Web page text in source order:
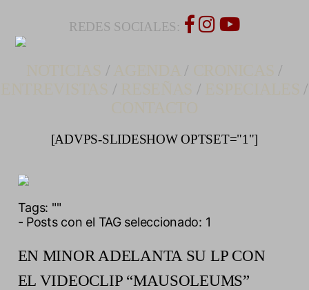
REDES SOCIALES:
/ /
/
/ /
/
[ADVPS-SLIDESHOW OPTSET="1"]
Tags: ""
- Posts con el TAG seleccionado: 1
EN MINOR ADELANTA SU LP CON
EL VIDEOCLIP “MAUSOLEUMS”